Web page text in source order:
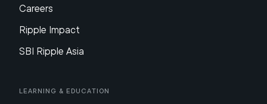
Careers
Ripple Impact
SBI Ripple Asia
Learning & Education